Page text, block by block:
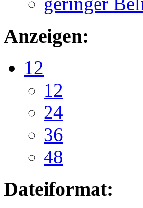
Anzeigen:
12
12
24
36
48
Dateiformat: